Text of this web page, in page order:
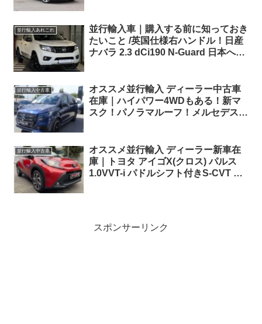
並行輸入あれこれ
並行輸入車｜購入する前に知っておき
たいこと /英国仕様右ハンドル！日産
ナバラ 2.3 dCi190 N-Guard 日本へ向
並行輸入中古車
オススメ並行輸入 ディーラー中古車
在庫｜ハイパワー4WDもある！新マ
スク！パノラマルーフ！メルセデスベ
ドル
並行輸入中古車
オススメ並行輸入 ディーラー新車在
庫｜トヨタ アイゴX(クロス) パルス
1.0VVT-i パドルシフト付きS-CVT 左
スポンサーリンク